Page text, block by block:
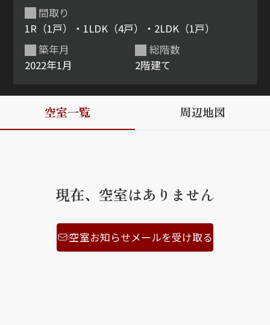
ルームツアー
ShaMaison STYLE
お問い合わせ・よくある質問
シャーメゾンライフ CLUB
築年月
2022年1月
間取り
1R（1戸）・1LDK（4戸）・2LDK（1戸）
総階数
2階建て
空室一覧 周辺地図
現在、空室はありません
空室お知らせメールを受け取る